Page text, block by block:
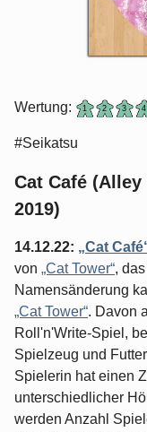
Wertung:
#Seikatsu
Cat Café (Alley
2019)
14.12.22: „Cat
von „Cat Tower“,
Namensänderung
„Cat Tower“. Davon
Roll'n'Write-Spiel,
Spielzeug und
Spielerin hat einen
unterschiedlicher
werden Anzahl